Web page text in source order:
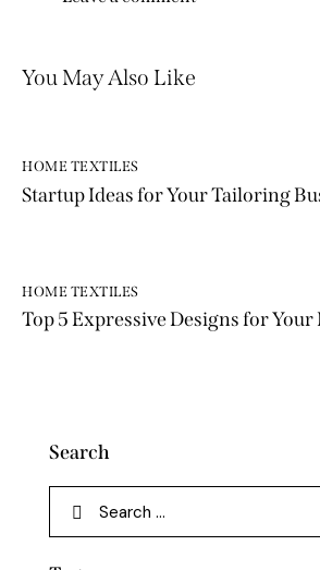
You May Also Like
HOME TEXTILES
Startup Ideas for Your Tailoring
HOME TEXTILES
Top 5 Expressive Designs for
Search